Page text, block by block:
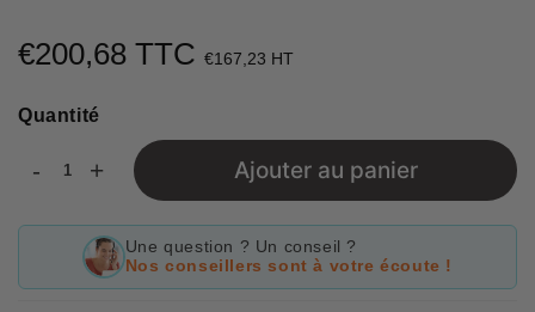
€200,68 TTC €167,23 HT
price
Quantité
- + Ajouter au panier
Une question ? Un conseil ?
Nos conseillers sont à votre écoute !